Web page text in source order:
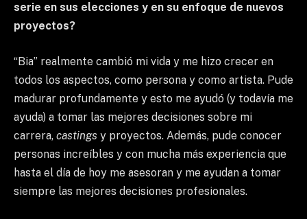
serie en sus elecciones y en su enfoque de nuevos
proyectos?
“Bia” realmente cambió mi vida y me hizo crecer en
todos los aspectos, como persona y como artista. Pude
madurar profundamente y esto me ayudó (y todavía me
ayuda) a tomar las mejores decisiones sobre mi
carrera, castings y proyectos. Además, pude conocer
personas increíbles y con mucha más experiencia que
hasta el día de hoy me asesoran y me ayudan a tomar
siempre las mejores decisiones profesionales.